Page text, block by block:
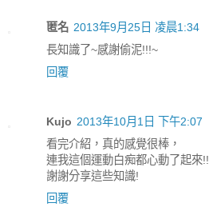
匿名 2013年9月25日 凌晨1:34
長知識了~感謝偷泥!!!~
回覆
Kujo 2013年10月1日 下午2:07
看完介紹，真的感覺很棒，
連我這個運動白痴都心動了起來!!
謝謝分享這些知識!
回覆